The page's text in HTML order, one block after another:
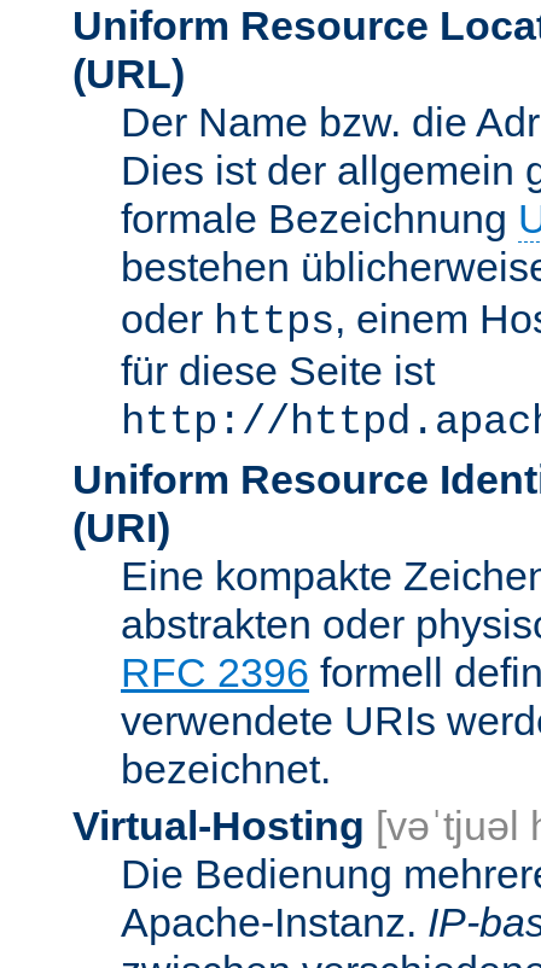
Uniform Resource
(URL)
Der Name bzw. die
Dies ist der allgemein
formale Bezeichnung
bestehen
oder https, einem
für diese Seite ist
http://
Uniform Resource
(URI)
Eine kompakte
abstrakten oder
RFC 2396 formell
verwendete URIs
bezeichnet.
Virtual-Hosting [vəˈtjuəl
Die Bedienung
Apache-Instanz. IP-